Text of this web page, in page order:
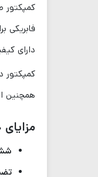
کمپکتور
فابریکی
دارای
همچنین